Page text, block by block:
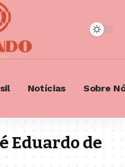
Notícias Sobre
Eduardo de